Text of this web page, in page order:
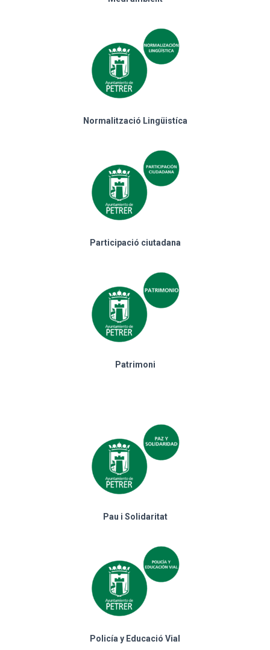
Normalització Lingüistíca
Participació ciutadana
Patrimoni
Pau i Solidaritat
Policía y Educació Vial